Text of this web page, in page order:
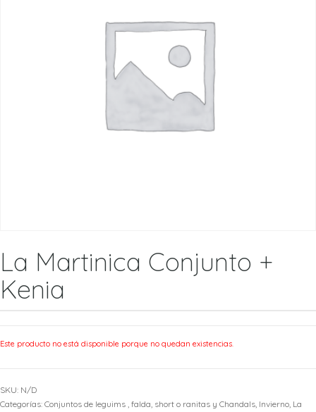
La Martinica Conjunto +
Kenia
Este producto no está disponible porque no quedan existencias.
SKU: N/D
Categorías: Conjuntos de leguims , falda, short o ranitas y Chandals, Invierno, La